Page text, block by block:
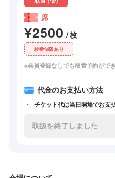
席
¥2500 / 枚
枚数制限あり
※会員登録なしでも取置予約ができ
代金のお支払い方法
チケット代は当日開場でお支
取扱を終了しました